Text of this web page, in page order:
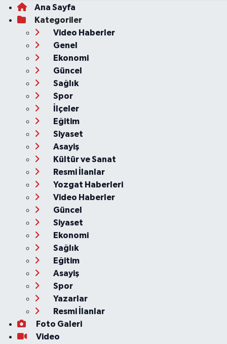
Ana Sayfa
Kategoriler
Video Haberler
Genel
Ekonomi
Güncel
Sağlık
Spor
İlçeler
Eğitim
Siyaset
Asayiş
Kültür ve Sanat
Resmi İlanlar
Yozgat Haberleri
Video Haberler
Güncel
Siyaset
Ekonomi
Sağlık
Eğitim
Asayiş
Spor
Yazarlar
Resmi İlanlar
Foto Galeri
Video